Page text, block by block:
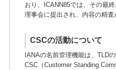
おり、ICANN85では、その最
理事会に提出され、内容の精
CSCの活動について
IANAの名前管理機能は、TLD
CSC（Customer Standing